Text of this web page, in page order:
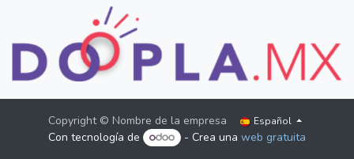
Copyright © Nombre de la empresa Español
Con tecnología de - Crea unaweb gratuita